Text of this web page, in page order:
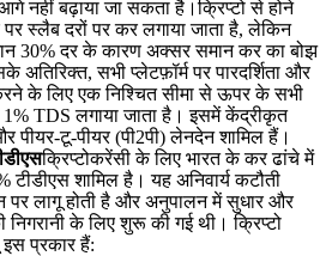
नहीं बढ़ाया जा सकता है।क्रिप्टो से होने
स्लैब दरों पर कर लगाया जाता है, लेकिन
30% दर के कारण अक्सर समान कर का बोझ
अतिरिक्त, सभी प्लेटफ़ॉर्म पर पारदर्शिता और
के लिए एक निश्चित सीमा से ऊपर के सभी
1% TDS लगाया जाता है। इसमें केंद्रीकृत
टू-पीयर (पी2पी) लेनदेन शामिल हैं।
क्रिप्टोकरेंसी के लिए भारत के कर ढांचे में
टीडीएस शामिल है। यह अनिवार्य कटौती
पर लागू होती है और अनुपालन में सुधार और
निगरानी के लिए शुरू की गई थी। क्रिप्टो
प्रकार हैं: